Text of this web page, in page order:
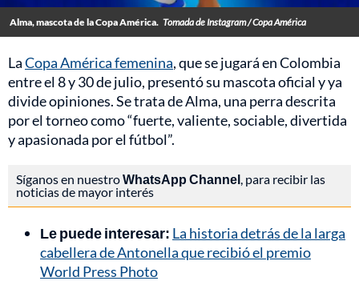
Alma, mascota de la Copa América. Tomada de Instagram / Copa América
LaCopa América femenina, que se jugará en Colombia
entre el 8 y 30 de julio, presentó su mascota oficial y ya
divide opiniones. Se trata de Alma, una perra descrita
por el torneo como “fuerte, valiente, sociable, divertida
y apasionada por el fútbol”.
Síganos en nuestroWhatsApp Channel, para recibir las
noticias de mayor interés
Le puede interesar: La historia detrás de la larga
cabellera de Antonella que recibió el premio
World Press Photo